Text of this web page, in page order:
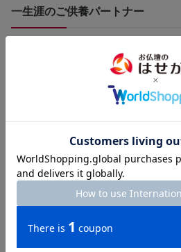
一生涯のご供養パートナー
るサービスを提供しています。
樹木葬・墓じまい・法事ギフト・仏花
ト・遺品整理まで、一生涯のパートナ
【店舗一覧】はこちら＞＞
【墓石の販売】や【終活・相続】
さい。